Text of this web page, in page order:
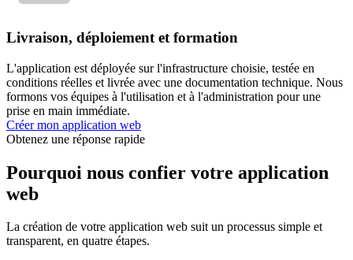
Livraison, déploiement et formation
L'application est déployée sur l'infrastructure choisie, testée en
conditions réelles et livrée avec une documentation technique. Nous
formons vos équipes à l'utilisation et à l'administration pour une
prise en main immédiate.
Créer mon application web
Obtenez une réponse rapide
Pourquoi nous confier votre application
web
La création de votre application web suit un processus simple et
transparent, en quatre étapes.